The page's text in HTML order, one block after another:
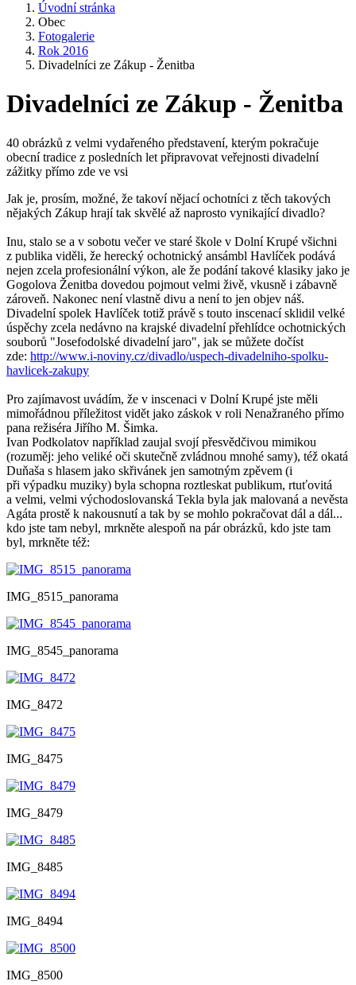
Úvodní stránka
Obec
Fotogalerie
Rok 2016
Divadelníci ze Zákup - Ženitba
Divadelníci ze Zákup - Ženitba
40 obrázků z velmi vydařeného představení, kterým pokračuje
obecní tradice z posledních let připravovat veřejnosti divadelní
zážitky přímo zde ve vsi
Jak je, prosím, možné, že takoví nějací ochotníci z těch takových
nějakých Zákup hrají tak skvělé až naprosto vynikající divadlo?
Inu, stalo se a v sobotu večer ve staré škole v Dolní Krupé všichni
z publika viděli, že herecký ochotnický ansámbl Havlíček podává
nejen zcela profesionální výkon, ale že podání takové klasiky jako je
Gogolova Ženitba dovedou pojmout velmi živě, vkusně i zábavně
zároveň. Nakonec není vlastně divu a není to jen objev náš.
Divadelní spolek Havlíček totiž právě s touto inscenací sklidil velké
úspěchy zcela nedávno na krajské divadelní přehlídce ochotnických
souborů "Josefodolské divadelní jaro", jak se můžete dočíst
zde: http://www.i-noviny.cz/divadlo/uspech-divadelniho-spolku-
havlicek-zakupy
Pro zajímavost uvádím, že v inscenaci v Dolní Krupé jste měli
mimořádnou příležitost vidět jako záskok v roli Nenažraného přímo
pana režiséra Jiřího M. Šimka.
Ivan Podkolatov například zaujal svojí přesvědčivou mimikou
(rozuměj: jeho veliké oči skutečně zvládnou mnohé samy), též okatá
Duňaša s hlasem jako skřivánek jen samotným zpěvem (i
při výpadku muziky) byla schopna roztleskat publikum, rtuťovitá
a velmi, velmi východoslovanská Tekla byla jak malovaná a nevěsta
Agáta prostě k nakousnutí a tak by se mohlo pokračovat dál a dál...
kdo jste tam nebyl, mrkněte alespoň na pár obrázků, kdo jste tam
byl, mrkněte též:
IMG_8515_panorama
IMG_8545_panorama
IMG_8472
IMG_8475
IMG_8479
IMG_8485
IMG_8494
IMG_8500